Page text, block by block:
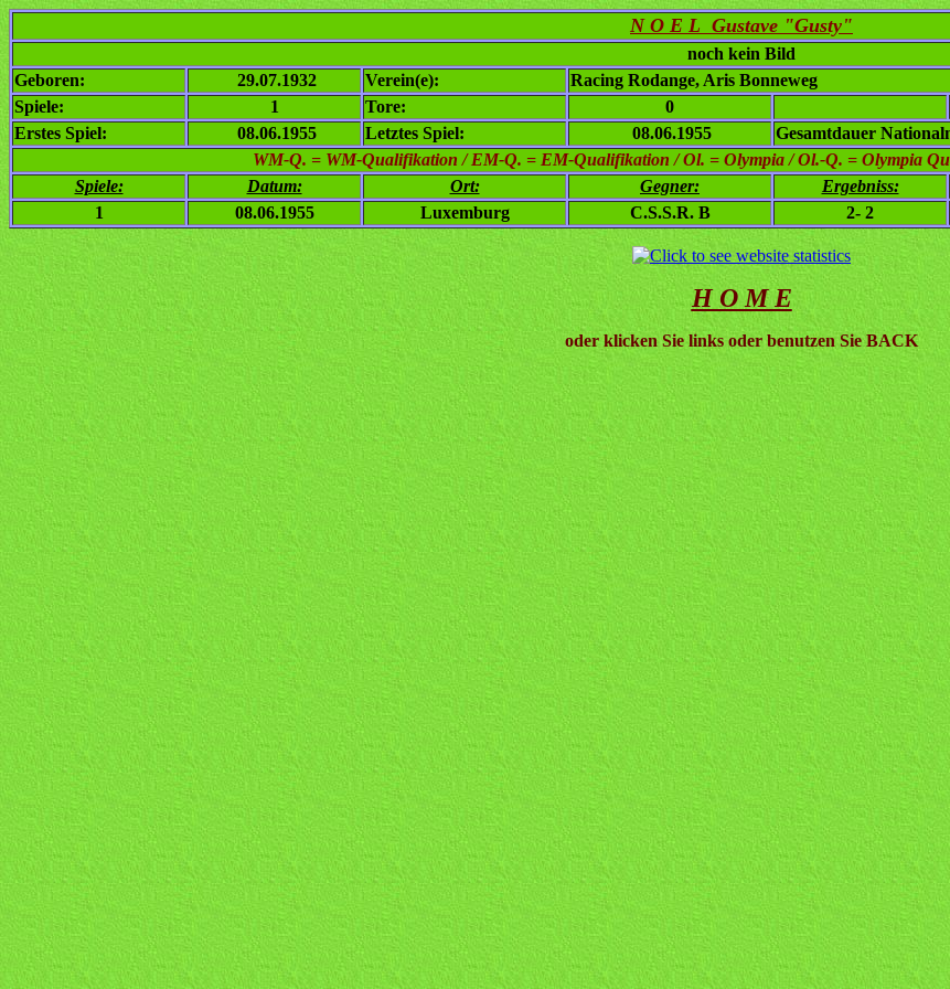
N O E L Gustave "Gusty"
noch kein Bild
Geboren:
29.07.1932 Verein(e):
Racing Rodange, Aris Bonneweg
Spiele:
1 Tore:
0
Erstes Spiel:
08.06.1955 Letztes Spiel: 08.06.1955 Gesamtdauer
WM-Q. = WM-Qualifikation / EM-Q. = EM-Qualifikation / Ol. = Olympia / Ol.-Q. = Olympia
Spiele:
Datum: Ort: Gegner: Ergebniss:
1
08.06.1955 Luxemburg C.S.S.R. B 2- 2
H O M E
oder klicken Sie links oder benutzen Sie BACK